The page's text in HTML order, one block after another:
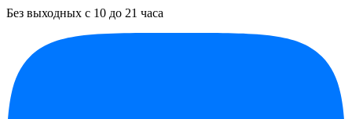
Без выходных с 10 до 21 часа